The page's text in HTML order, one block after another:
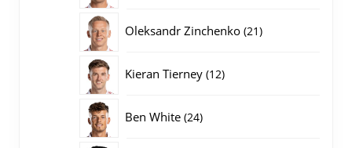
Oleksandr Zinchenko 2121
Kieran Tierney 1212
Ben White 2424